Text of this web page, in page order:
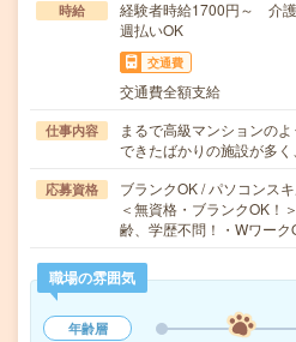
時給
経験者時給1700円～ 介
週払いOK
交通費
交通費全額支給
仕事内容
まるで高級マンションの
できたばかりの施設が多
応募資格
ブランクOK / パソコンス
＜無資格・ブランクOK！
齢、学歴不問！・Wワー
職場の雰囲気
年齢層